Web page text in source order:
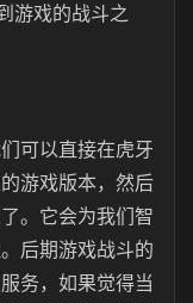
游戏的战斗之
可以直接在虎牙
游戏版本，然后
。它会为我们智
后期游戏战斗的
务，如果觉得当